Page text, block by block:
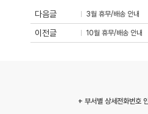
다음글 3월 휴무/배송 안내
이전글 10월 휴무/배송 안내
+ 부서별 상세전화번호